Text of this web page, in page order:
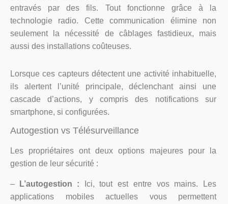
entravés par des fils. Tout fonctionne grâce à la
technologie radio. Cette communication élimine non
seulement la nécessité de câblages fastidieux, mais
aussi des installations coûteuses.
Lorsque ces capteurs détectent une activité inhabituelle,
ils alertent l’unité principale, déclenchant ainsi une
cascade d’actions, y compris des notifications sur
smartphone, si configurées.
Autogestion vs Télésurveillance
Les propriétaires ont deux options majeures pour la
gestion de leur sécurité :
– L’autogestion : Ici, tout est entre vos mains. Les
applications mobiles actuelles vous permettent